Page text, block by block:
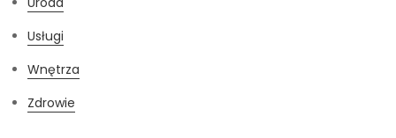
Usługi
Wnętrza
Zdrowie